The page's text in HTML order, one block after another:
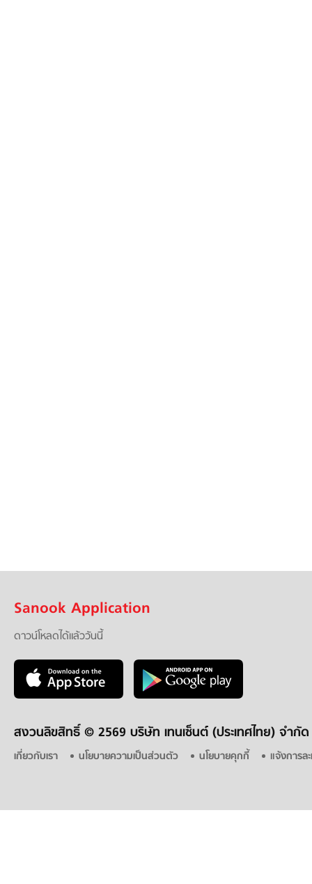
Sanook Application
ดาวน์โหลดได้แล้ววันนี้
สงวนลิขสิทธิ์ © 2569 บริษัท เทนเซ็นต์ (ประเทศไทย) จำกัด
เกี่ยวกับเรา นโยบายความเป็นส่วนตัว นโยบายคุกกี้ แจ้งการล